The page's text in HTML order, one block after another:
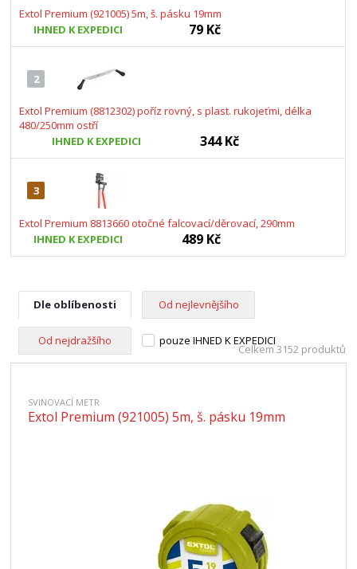
Extol Premium (921005) 5m, š. pásku 19mm
IHNED K EXPEDICI
79 Kč
2
Extol Premium (8812302) poříz rovný, s plast. rukojeťmi, délka
480/250mm ostří
IHNED K EXPEDICI
344 Kč
3
Extol Premium 8813660 otočné falcovací/děrovací, 290mm
IHNED K EXPEDICI
489 Kč
Dle oblíbenosti Od nejlevnějšího
Od nejdražšího pouze IHNED K EXPEDICI
Celkem 3152 produktů
SVINOVACÍ METR
Extol Premium (921005) 5m, š. pásku 19mm